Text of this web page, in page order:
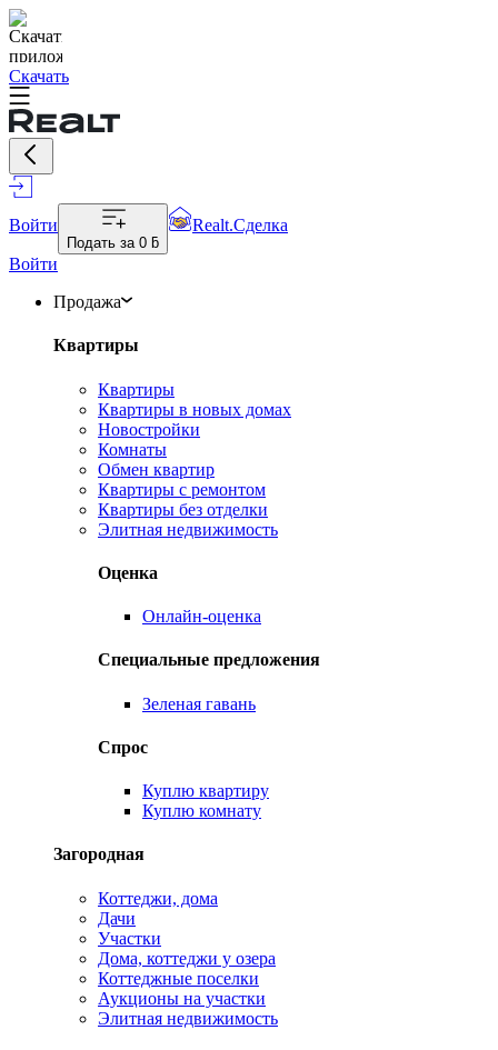
Скачать
Войти
Подать за 0 ƃ
Realt.Сделка
Войти
Продажа
Квартиры
Квартиры
Квартиры в новых домах
Новостройки
Комнаты
Обмен квартир
Квартиры с ремонтом
Квартиры без отделки
Элитная недвижимость
Оценка
Онлайн-оценка
Специальные предложения
Зеленая гавань
Спрос
Куплю квартиру
Куплю комнату
Загородная
Коттеджи, дома
Дачи
Участки
Дома, коттеджи у озера
Коттеджные поселки
Аукционы на участки
Элитная недвижимость